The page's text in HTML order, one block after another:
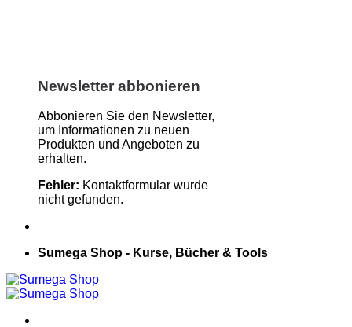
Newsletter abbonieren
Abbonieren Sie den Newsletter,
um Informationen zu neuen
Produkten und Angeboten zu
erhalten.
Fehler: Kontaktformular wurde
nicht gefunden.
Sumega Shop - Kurse, Bücher & Tools